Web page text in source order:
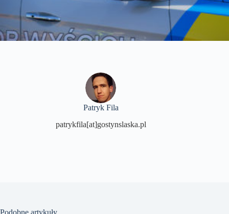
Patryk Fila
patrykfila[at]gostynslaska.pl
Podobne artykuły